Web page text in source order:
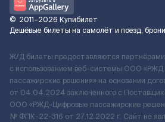
© 2011–2026 Купибилет
Дешёвые билеты на самолёт и поезд,
Ж/Д билеты предоставляются
с использованием веб-системы ООО «РЖД
пассажирские решения» на основании
от 04.04.2024 заключенного с
ООО «РЖД-Цифровые пассажирские
№ ФПК-22-316 от 27.12.2022 г. Сайт не